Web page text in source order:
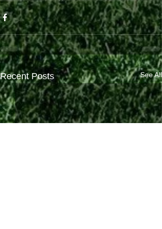
Recent Posts See All